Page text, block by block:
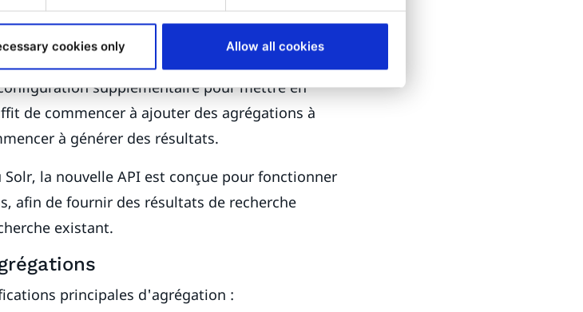
cookies only Allow all cookies
supplémentaire pour mettre en
de commencer à ajouter des agrégations à
à générer des résultats.
la nouvelle API est conçue pour fonctionner
afin de fournir des résultats de recherche
existant.
principales d'agrégation :